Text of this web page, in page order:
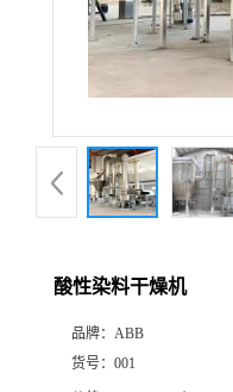
酸性染料干燥机
品牌： ABB
货号： 001